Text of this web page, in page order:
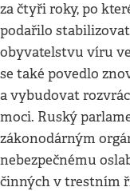
za čtyři roky, po
podařilo
obyvatelstvu víru
se také povedlo
a vybudovat
moci. Ruský
zákonodárným
nebezpečnému
činných v trestním